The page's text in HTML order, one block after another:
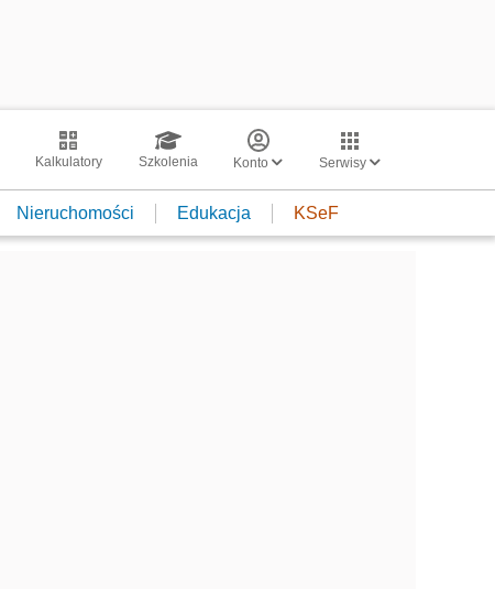
Kalkulatory Szkolenia Konto Serwisy
Nieruchomości Edukacja KSeF